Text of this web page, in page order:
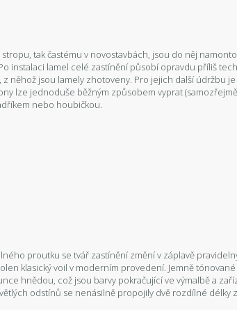
tak častému v novostavbách, jsou do něj
instalaci lamel celé zastínění působí opravdu příliš
z něhož jsou lamely zhotoveny. Pro jejich další údržbu
lze jednoduše běžným způsobem vyprat
nebo houbičkou.
proutku se tvář zastínění změní v záplavě
klasický voil v moderním provedení. Jemně
hnědou, což jsou barvy pokračující ve výmalbě a
odstínů se nenásilně propojily dvě rozdílné délky